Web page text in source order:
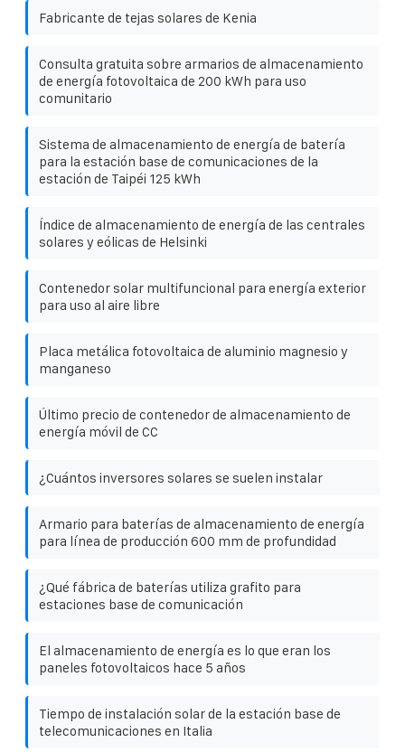
Fabricante de tejas solares de Kenia
Consulta gratuita sobre armarios de almacenamiento
de energía fotovoltaica de 200 kWh para uso
comunitario
Sistema de almacenamiento de energía de batería
para la estación base de comunicaciones de la
estación de Taipéi 125 kWh
Índice de almacenamiento de energía de las centrales
solares y eólicas de Helsinki
Contenedor solar multifuncional para energía exterior
para uso al aire libre
Placa metálica fotovoltaica de aluminio magnesio y
manganeso
Último precio de contenedor de almacenamiento de
energía móvil de CC
¿Cuántos inversores solares se suelen instalar
Armario para baterías de almacenamiento de energía
para línea de producción 600 mm de profundidad
¿Qué fábrica de baterías utiliza grafito para
estaciones base de comunicación
El almacenamiento de energía es lo que eran los
paneles fotovoltaicos hace 5 años
Tiempo de instalación solar de la estación base de
telecomunicaciones en Italia